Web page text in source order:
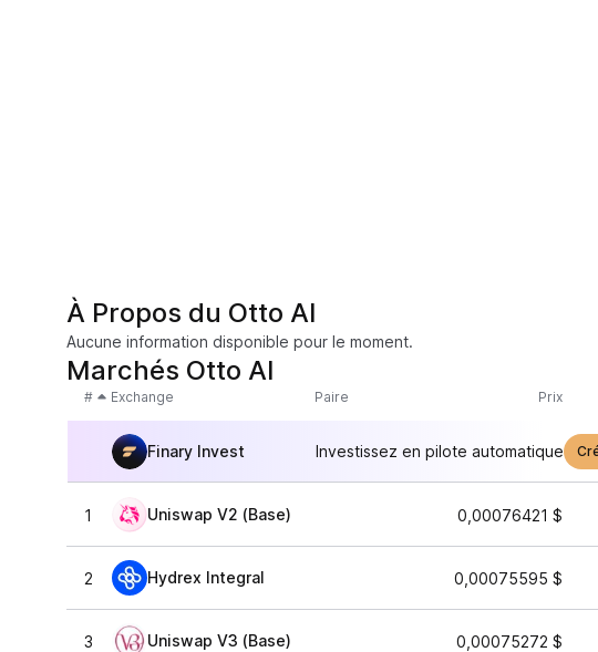
À Propos du Otto AI
Aucune information disponible pour le moment.
Marchés Otto AI
# Exchange Paire Prix
Finary Invest Investissez en pilote automatique
1 Uniswap V2 (Base) 0,00076421 $
2 Hydrex Integral 0,00075595 $
3 Uniswap V3 (Base) 0,00075272 $